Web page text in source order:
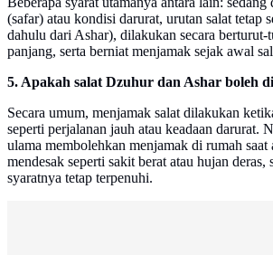
(safar) atau kondisi darurat, urutan salat tetap
dahulu dari Ashar), dilakukan secara berturut-
panjang, serta berniat menjamak sejak awal
5. Apakah salat Dzuhur dan Ashar boleh
Secara umum, menjamak salat dilakukan
seperti perjalanan jauh atau keadaan darurat.
ulama membolehkan menjamak di rumah saat
mendesak seperti sakit berat atau hujan deras,
syaratnya tetap terpenuhi.